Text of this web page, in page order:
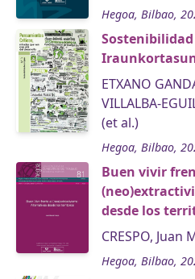
Hegoa, Bilbao,
ETXANO
VILLALBA-
(et al.)
Hegoa, Bilbao,
Buen vivir
desde los
CRESPO, Juan
Hegoa, Bilbao,